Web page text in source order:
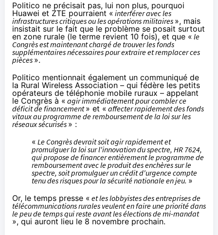
Politico ne précisait pas, lui non plus, pourquoi
Huawei et ZTE pourraient « interférer avec les
infrastructures critiques ou les opérations militaires », mais
insistait sur le fait que le problème se posait surtout
en zone rurale (le terme revient 10 fois), et que « le
Congrès est maintenant chargé de trouver les fonds
supplémentaires nécessaires pour extraire et remplacer ces
pièces ».
Politico mentionnait également un communiqué de
la Rural Wireless Association – qui fédère les petits
opérateurs de téléphonie mobile ruraux – appelant
le Congrès à « agir immédiatement pour combler ce
déficit de financement» et « affecter rapidement des fonds
vitaux au programme de remboursement de la loi sur les
réseaux sécurisés » :
« Le Congrès devrait soit agir rapidement et
promulguer la loi sur l'innovation du spectre, HR 7624,
qui propose de financer entièrement le programme de
remboursement avec le produit des enchères sur le
spectre, soit promulguer un crédit d'urgence compte
tenu des risques pour la sécurité nationale en jeu. »
Or, le temps presse « et les lobbyistes des entreprises de
télécommunications rurales veulent en faire une priorité dans
le peu de temps qui reste avant les élections de mi-mandat
», qui auront lieu le 8 novembre prochain.